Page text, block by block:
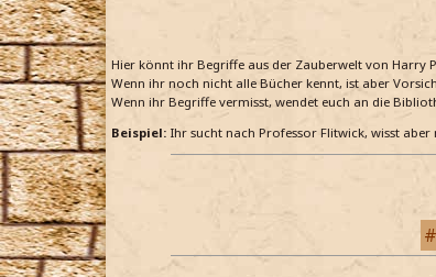
Hier könnt ihr Begriffe aus der Zauberwelt von Harry
Wenn ihr noch nicht alle Bücher kennt, ist aber
Wenn ihr Begriffe vermisst, wendet euch an die
Beispiel: Ihr sucht nach Professor Flitwick, wisst
#